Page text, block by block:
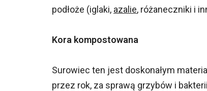
podłoże (iglaki, azalie, różaneczniki i
Kora kompostowana
Surowiec ten jest doskonałym
przez rok, za sprawą grzybów i